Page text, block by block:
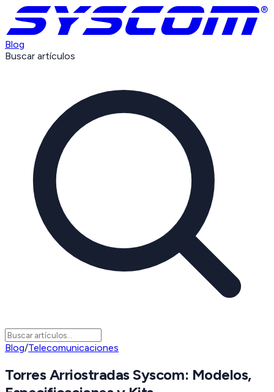
Blog
Buscar artículos
Blog/Telecomunicaciones
Torres Arriostradas Syscom: Modelos,